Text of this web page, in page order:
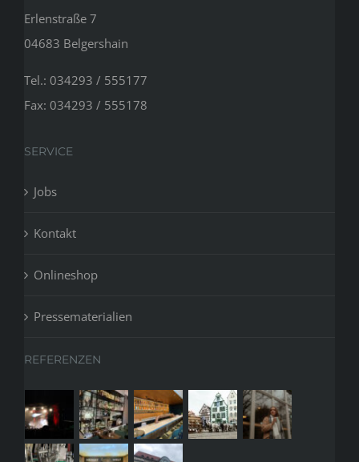
Erlenstraße 7
04683 Belgershain
Tel.: 034293 / 555177
Fax: 034293 / 555178
SERVICE
Jobs
Kontakt
Onlineshop
Pressematerialien
REFERENZEN